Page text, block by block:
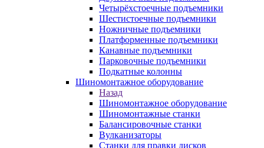
Четырёхстоечные подъемники
Шестистоечные подъемники
Ножничные подъемники
Платформенные подъемники
Канавные подъемники
Парковочные подъемники
Подкатные колонны
Шиномонтажное оборудование
Назад
Шиномонтажное оборудование
Шиномонтажные станки
Балансировочные станки
Вулканизаторы
Станки для правки дисков